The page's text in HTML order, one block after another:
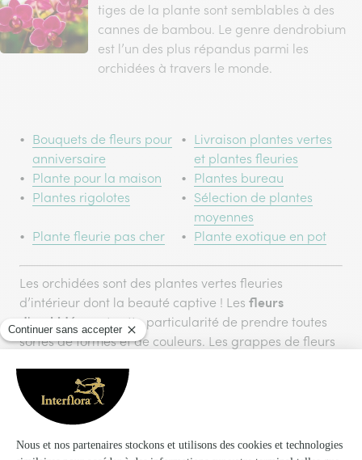
tiges de la plante sont semblables à des
cannes de bambou. Le genre dendrobium
est l’un des plus répandus parmi les
orchidées à travers le monde.
Bouquets de fleurs pour
anniversaire
Livraison plantes vertes
et plantes fleuries
Plante pour la maison
Plantes bureau
Plantes rigolotes
Sélection de plantes
moyennes
Plante fleurie pas cher
Plante exotique en pot
Les orchidées sont des plantes vertes fleuries
d’intérieur dont la beauté captive ! Les fleurs
d'orchidées
ont cette particularité de prendre toutes
sortes de formes et de couleurs. Les grappes de fleurs
de papillons. De son côté, l’
surprenante avec ses racines aériennes qui la rendent
encore plus spectaculaire ! Bien que dans la nature
l’
orchidée soit une plante exotique qui peut prendre